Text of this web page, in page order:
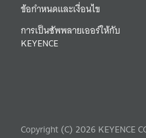
ข้อกำหนดและเงื่อนไข
การเป็นซัพพลายเออร์ให้กับ
KEYENCE
Copyright (C) 2026 KEYENCE